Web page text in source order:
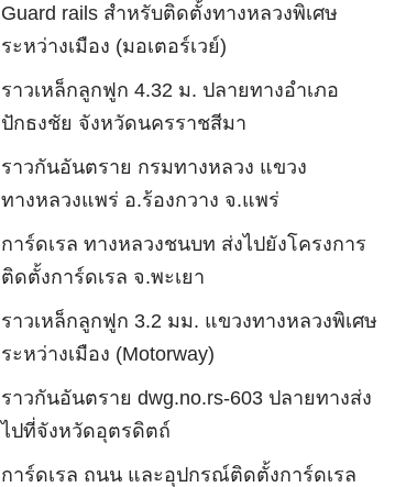
Guard rails สำหรับติดตั้งทางหลวงพิเศษ
ระหว่างเมือง (มอเตอร์เวย์)
ราวเหล็กลูกฟูก 4.32 ม. ปลายทางอำเภอ
ปักธงชัย จังหวัดนครราชสีมา
ราวกันอันตราย กรมทางหลวง แขวง
ทางหลวงแพร่ อ.ร้องกวาง จ.แพร่
การ์ดเรล ทางหลวงชนบท ส่งไปยังโครงการ
ติดตั้งการ์ดเรล จ.พะเยา
ราวเหล็กลูกฟูก 3.2 มม. แขวงทางหลวงพิเศษ
ระหว่างเมือง (Motorway)
ราวกันอันตราย dwg.no.rs-603 ปลายทางส่ง
ไปที่จังหวัดอุตรดิตถ์
การ์ดเรล ถนน และอุปกรณ์ติดตั้งการ์ดเรล